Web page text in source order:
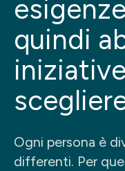
quindi
Ogni persona è
differenti. Per